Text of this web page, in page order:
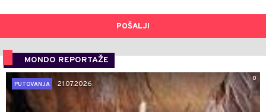
POŠALJI
MONDO REPORTAŽE
0
PUTOVANJA
21.07.2026.